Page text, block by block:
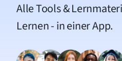
Alle Tools &
Lernen - in einer App.